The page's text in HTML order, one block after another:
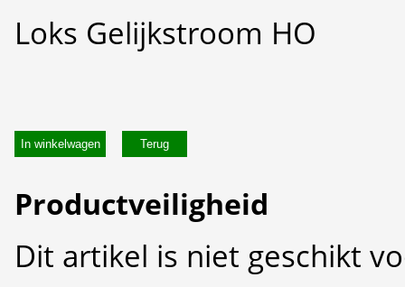
Loks Gelijkstroom HO
In winkelwagen
Productveiligheid
Dit artikel is niet geschikt